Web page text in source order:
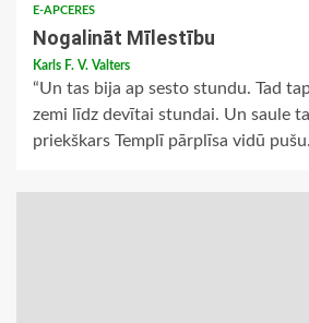
E-APCERES
Nogalināt Mīlestību
Karls F. V. Valters
“Un tas bija ap sesto stundu. Tad
zemi līdz devītai stundai. Un saule
priekškars Templī pārplīsa vidū